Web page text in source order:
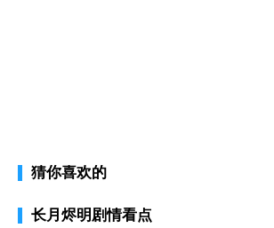
猜你喜欢的
长月烬明剧情看点